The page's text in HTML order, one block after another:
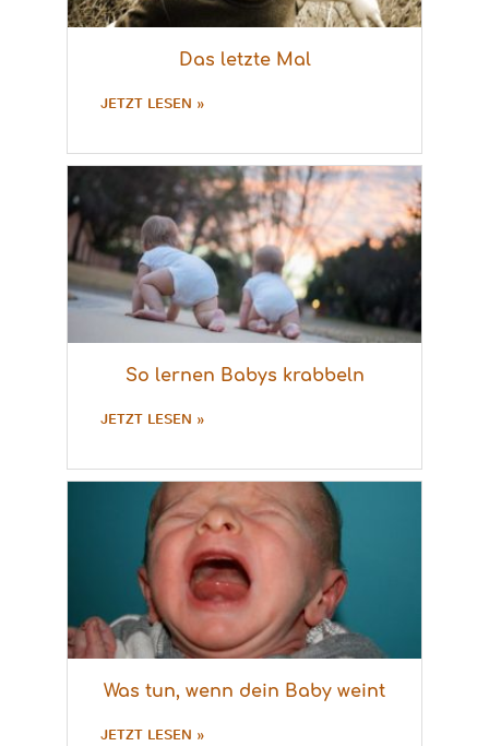
Das letzte Mal
JETZT LESEN »
So lernen Babys krabbeln
JETZT LESEN »
Was tun, wenn dein Baby weint
JETZT LESEN »